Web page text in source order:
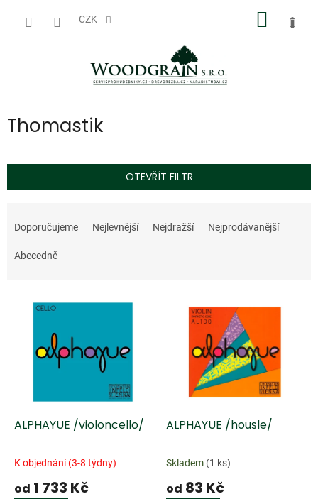
CZK
Thomastik
OTEVŘÍT FILTR
a
e
Doporučujeme Nejlevnější Nejdražší Nejprodávanější
Abecedně
d ALPHAYUE /violoncello/
K objednání (3-8 týdny)
od 1 733 Kč
ALPHAYUE /housle/
Skladem (1 ks)
od 83 Kč